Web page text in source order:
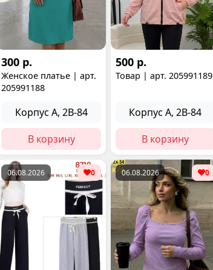
300 р.
Женское платье | арт.
205991188
Корпус А, 2В-84
В корзину
500 р.
Товар | арт. 205991189
Корпус А, 2В-84
В корзину
06.08.2026 0 06.08.2026 0